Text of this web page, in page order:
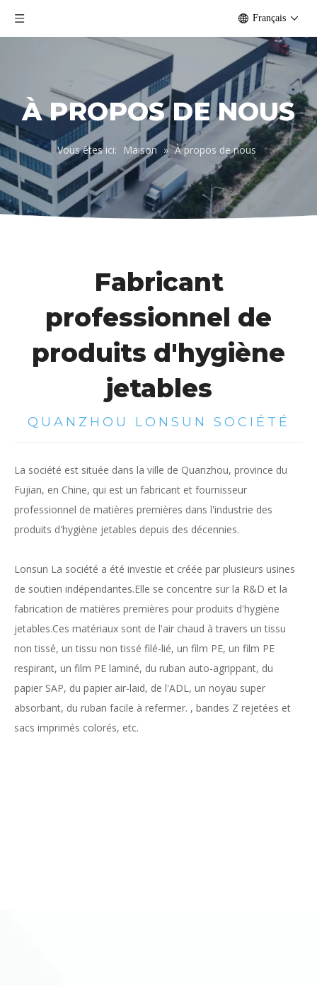
Français
À PROPOS DE NOUS
Vous êtes ici: Maison » À propos de nous
Fabricant
professionnel de
produits d'hygiène
jetables
QUANZHOU LONSUN SOCIÉTÉ
La société est située dans la ville de Quanzhou, province du
Fujian, en Chine, qui est un fabricant et fournisseur
professionnel de matières premières dans l'industrie des
produits d'hygiène jetables depuis des décennies.
Lonsun La société a été investie et créée par plusieurs usines
de soutien indépendantes.Elle se concentre sur la R&D et la
fabrication de matières premières pour produits d'hygiène
jetables.Ces matériaux sont de l'air chaud à travers un tissu
non tissé, un tissu non tissé filé-lié, un film PE, un film PE
respirant, un film PE laminé, du ruban auto-agrippant, du
papier SAP, du papier air-laid, de l'ADL, un noyau super
absorbant, du ruban facile à refermer. , bandes Z rejetées et
sacs imprimés colorés, etc.